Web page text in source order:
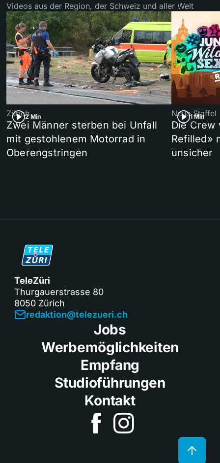
Videos aus der Region, der Schweiz und aller Welt
2 Min
Zürich
Zwei Männer sterben bei Unfall
mit gestohlenem Motorrad in
Oberengstringen
1 Min
Neue Staffel
Die Crew
Refilled»
unsicher
TeleZüri
Thurgauerstrasse 80
8050 Zürich
redaktion@telezueri.ch
Jobs
Werbemöglichkeiten
Empfang
Studioführungen
Kontakt